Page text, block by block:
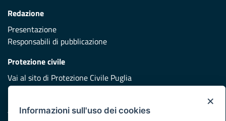
Redazione
Presentazione
Responsabili di pubblicazione
Protezione civile
Vai al sito di Protezione Civile Puglia
Iniziativa finanziata con risorse del POR Puglia 2014/2020 -
Asse XI
×
Informazioni sull'uso dei cookies